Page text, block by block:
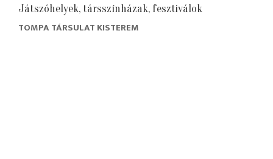
Játszóhelyek, társszínházak, fesztiválok
TOMPA TÁRSULAT KISTEREM